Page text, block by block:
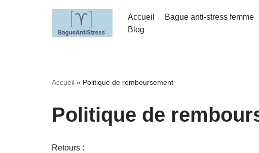
Accueil Bague anti-stress femme
Blog
Accueil » Politique de remboursement
Politique de
Retours :